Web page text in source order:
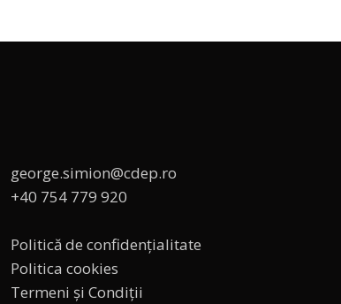
george.simion@cdep.ro
+40 754 779 920
Politică de confidențialitate
Politica cookies
Termeni și Condiții